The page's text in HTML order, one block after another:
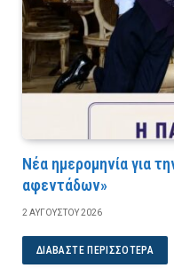
Νέα ημερομηνία για
αφεντάδων»
2 ΑΥΓΟΎΣΤΟΥ 2026
ΔΙΑΒΆΣΤΕ ΠΕΡΙΣΣΌΤΕΡΑ